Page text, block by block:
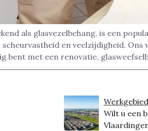
als glasvezelbehang, is een
en veelzijdigheid.
bent met een renovatie,
Wilt u een